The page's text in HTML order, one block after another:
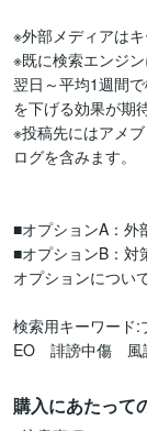
※外部メディアは
※既に検索エンジ
翌日～平均1週間
を下げる効果が期
※投稿先にはアメ
ログを含みます。
■オプションA：外
■オプションB：対
オプションについ
検索用キーワード:
EO　誹謗中傷　
購入にあたって